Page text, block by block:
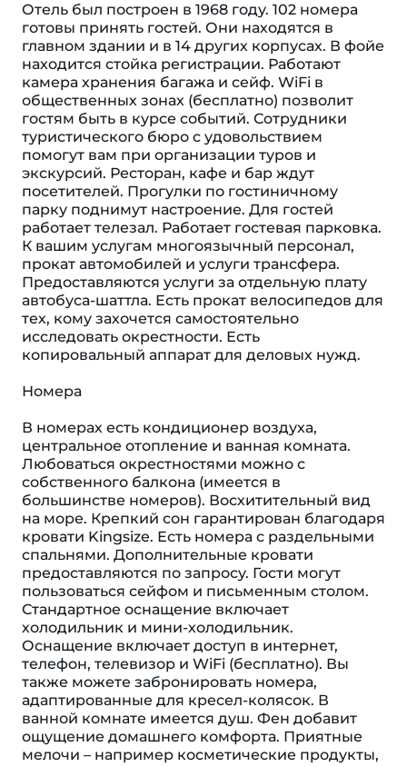
Отель был построен в 1968 году. 102 номера
готовы принять гостей. Они находятся в
главном здании и в 14 других корпусах. В фойе
находится стойка регистрации. Работают
камера хранения багажа и сейф. WiFi в
общественных зонах (бесплатно) позволит
гостям быть в курсе событий. Сотрудники
туристического бюро с удовольствием
помогут вам при организации туров и
экскурсий. Ресторан, кафе и бар ждут
посетителей. Прогулки по гостиничному
парку поднимут настроение. Для гостей
работает телезал. Работает гостевая парковка.
К вашим услугам многоязычный персонал,
прокат автомобилей и услуги трансфера.
Предоставляются услуги за отдельную плату
автобуса-шаттла. Есть прокат велосипедов для
тех, кому захочется самостоятельно
исследовать окрестности. Есть
копировальный аппарат для деловых нужд.
Номера
В номерах есть кондиционер воздуха,
центральное отопление и ванная комната.
Любоваться окрестностями можно с
собственного балкона (имеется в
большинстве номеров). Восхитительный вид
на море. Крепкий сон гарантирован благодаря
кровати Kingsize. Есть номера с раздельными
спальнями. Дополнительные кровати
предоставляются по запросу. Гости могут
пользоваться сейфом и письменным столом.
Стандартное оснащение включает
холодильник и мини-холодильник.
Оснащение включает доступ в интернет,
телефон, телевизор и WiFi (бесплатно). Вы
также можете забронировать номера,
адаптированные для кресел-колясок. В
ванной комнате имеется душ. Фен добавит
ощущение домашнего комфорта. Приятные
мелочи – например косметические продукты,